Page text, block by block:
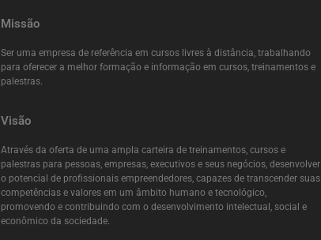
Missão
Ser uma empresa de referência em cursos livres à distância, trabalhando
para oferecer a melhor formação e informação em cursos, treinamentos e
palestras.
Visão
Através da oferta de uma ampla carteira de treinamentos, cursos e
palestras para pessoas, empresas, executivos e seus negócios, desenvolver
o potencial de profissionais empreendedores, capazes de transcender suas
competências e valores em um âmbito humano e tecnológico,
promovendo e contribuindo com o desenvolvimento intelectual, social e
econômico da sociedade.